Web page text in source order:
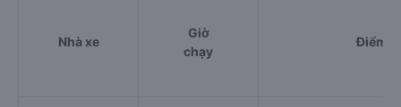
Nhà xe
Giờ
chạy
Điểm đi